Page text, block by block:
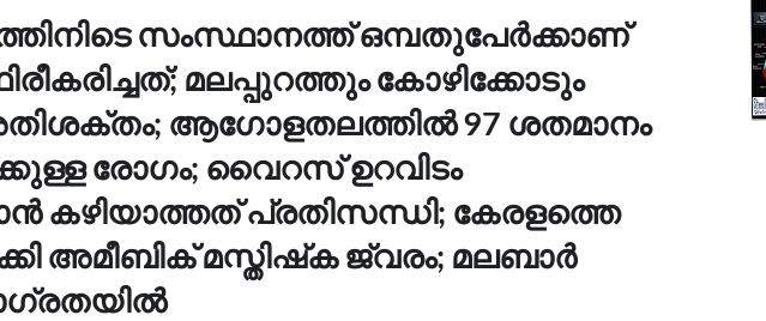
സംസ്ഥാനത്ത് ഒമ്പതുപേര്‍ക്കാണ്
മലപ്പുറത്തും കോഴിക്കോടും
ആഗോളതലത്തില്‍ 97 ശതമാനം
രോഗം; വൈറസ് ഉറവിടം
കഴിയാത്തത് പ്രതിസന്ധി; കേരളത്തെ
അമീബിക് മസ്തിഷ്‌ക ജ്വരം; മലബാര്‍